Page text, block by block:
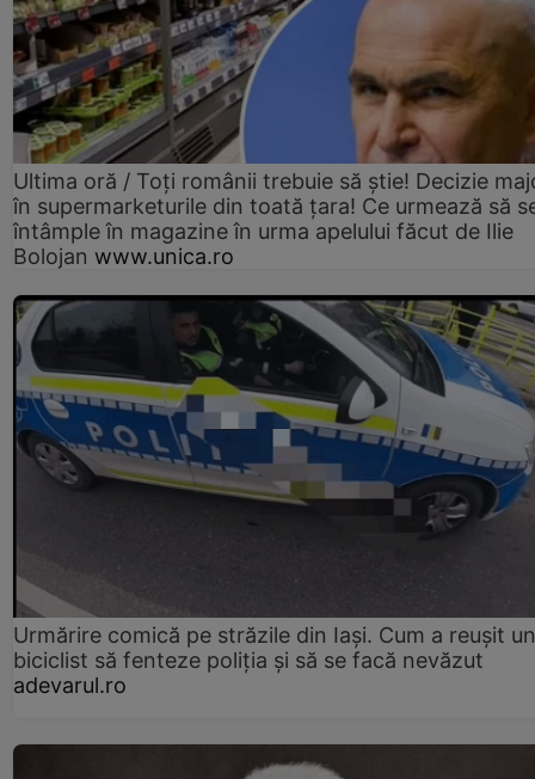
Ultima oră / Toți românii trebuie să știe! Decizie
în supermarketurile din toată țara! Ce urmează să
întâmple în magazine în urma apelului făcut de Ilie
Bolojan www.unica.ro
Urmărire comică pe străzile din Iași. Cum a reușit un
biciclist să fenteze poliția și să se facă nevăzut
adevarul.ro